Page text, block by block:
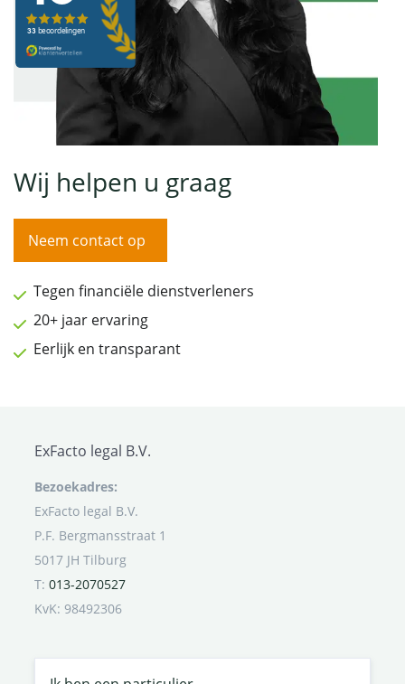
Wij helpen u graag
Neem contact op
Tegen financiële dienstverleners
20+ jaar ervaring
Eerlijk en transparant
ExFacto legal B.V.
Bezoekadres:
ExFacto legal B.V.
P.F. Bergmansstraat 1
5017 JH Tilburg
T: 013-2070527
KvK: 98492306